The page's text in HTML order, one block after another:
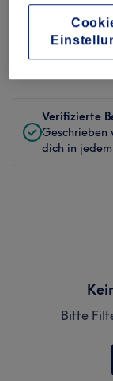
Bewertungen
Bewertung
Verifizierte
Geschrieben
dich in
Bitte